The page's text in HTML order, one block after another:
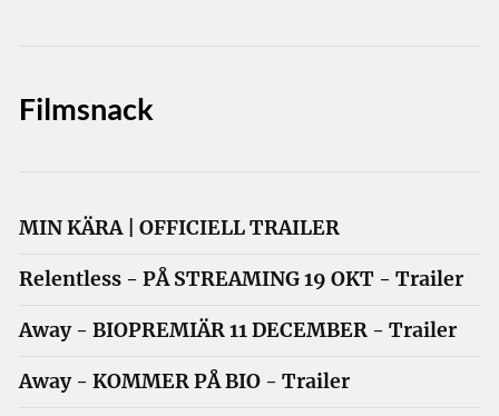
Filmsnack
MIN KÄRA | OFFICIELL TRAILER
Relentless - PÅ STREAMING 19 OKT - Trailer
Away - BIOPREMIÄR 11 DECEMBER - Trailer
Away - KOMMER PÅ BIO - Trailer